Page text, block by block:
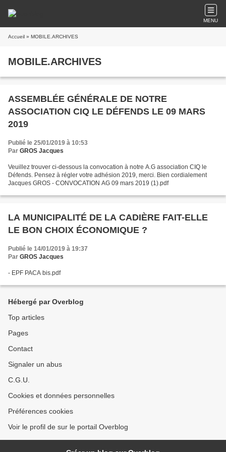
MENU
Accueil » MOBILE.ARCHIVES
MOBILE.ARCHIVES
ASSEMBLÉE GÉNÉRALE DE NOTRE
ASSOCIATION CIQ LE DÉFENDS LE 09 MARS
2019
Publié le 25/01/2019 à 10:53
Par GROS Jacques
Veuillez trouver ci-dessous la convocation à notre A.G association CIQ le
Défends. Pensez à régler votre adhésion 2019, merci. Bien cordialement
Jacques GROS - CONVOCATION AG 09 mars 2019 (1).pdf
LA MUNICIPALITÉ DE LA CADIÈRE FAIT-ELLE
LE BON CHOIX ÉCONOMIQUE ?
Publié le 14/01/2019 à 19:37
Par GROS Jacques
- EPF PACA bis.pdf
Hébergé par Overblog
Top articles
Pages
Contact
Signaler un abus
C.G.U.
Cookies et données personnelles
Préférences cookies
Voir le profil de sur le portail Overblog